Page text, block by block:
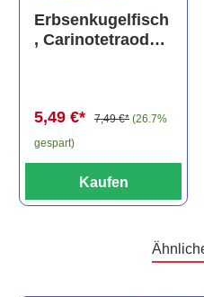
Durchschnittliche
Erbsenkugelfisch
, Carinotetraodon
5,49 €* 7,49 €* (26.7%
gespart)
Kaufen